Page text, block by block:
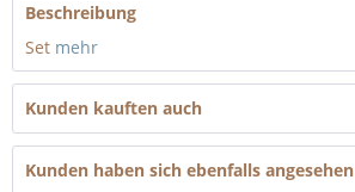
Beschreibung
Set mehr
Kunden kauften auch
Kunden haben sich ebenfalls angesehen